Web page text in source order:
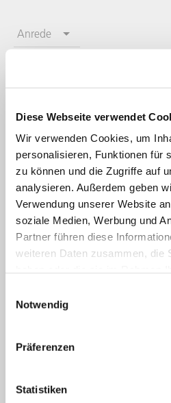
Diese Webseite verwendet
Wir verwenden Cookies, um
personalisieren, Funktionen für
zu können und die Zugriffe auf
analysieren. Außerdem geben
Verwendung unserer Website
soziale Medien, Werbung und
Partner führen diese
weiteren Daten zusammen, die
Notwendig
Präferenzen
Statistiken
Anrede
Firma
E-Mail Adresse
Vereinigte
Staaten
Telefon
Was können wir für Sie tun?